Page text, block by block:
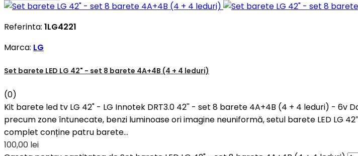
Referinta: 1LG4221
Marca: LG
Set barete LED LG 42" - set 8 barete 4A+4B (4 + 4 leduri)
(0)
Kit barete led tv LG 42" - LG Innotek DRT3.0 42'' - set 8 barete 4A+4B (4 + 4 leduri) - 6v
precum zone întunecate, benzi luminoase ori imagine neuniformă, setul barete LED LG
complet conține patru barete...
100,00 lei